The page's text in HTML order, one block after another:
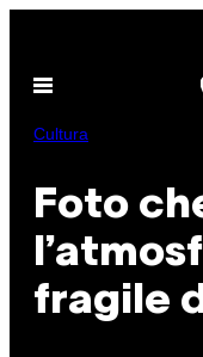
contenuto
Apri
Cultura
Foto
fragile